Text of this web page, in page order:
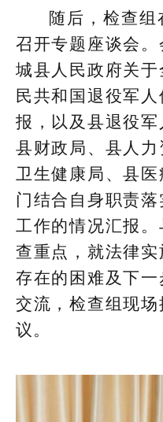
随后，检查组
召开专题座谈会
城县人民政府关
民共和国退役军
报，以及县退役军
县财政局、县人
卫生健康局、县
门结合自身职责
工作的情况汇报
查重点，就法律实
存在的困难及下
交流，检查组现
议。